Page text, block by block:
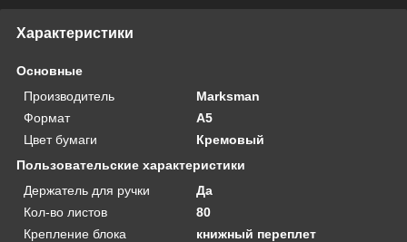
Характеристики
Основные
Производитель
Marksman
Формат
A5
Цвет бумаги
Кремовый
Пользовательские характеристики
Держатель для ручки
Да
Кол-во листов
80
Крепление блока
книжный переплет